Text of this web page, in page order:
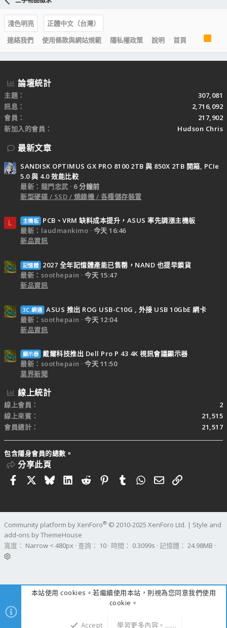
淺色明亮
正體中文（台灣）
連絡我們
使用條款與網站規範 隱私權政策 說明 首頁
S
論壇統計
主題
307,081
訊息
2,716,092
會員
217,902
新加入的會員
Hudson Chris
最新文章
SANDISK OPTIMUS GX PRO 8100 2TB 與 850X 2TB 開箱, PCIe
5.0 與 4.0 效能比較
最新：龍門忠武
6 分鐘前
新型硬碟 / SSD / 燒錄機 / 各種儲存裝置
L 主機板
PCB、VRM 缺料成本提升，ASUS 率先調漲主機板
最新：laudmankimo
今天 16:46
新品資訊
記憶體
2027 全年記憶體產能已售罄，NAND 也提早鎖貨
最新：soothepain
今天 15:47
新品資訊
3C.網通 ASUS 推出 ROG USB-C10G , 外接 USB 10GbE 網卡
最新：soothepain
今天 12:04
新品資訊
顯示器 戴爾科技推出 Dell Pro P 43 4K 視訊會議顯示器
最新：soothepain
今天 11:50
業界新聞
線上統計
線上會員
2
線上來賓
21,515
會員總計
21,517
包含隱身會員的總數。
分享此頁
FacebookBlueskyLinkedIn
RedditPinterestTumblrWhatsApp
電子郵件
連結
Community platform by XenForo® © 2010-2025 XenForo Ltd. | Style and
add-ons by ThemeHouse
寬度
查詢 10 時間 0.3099s 記憶體 24.98MB
本站使用 cookies。若繼續使用本站，則視為您同意我們使用
cookie。
Accept 學習更多內容。……